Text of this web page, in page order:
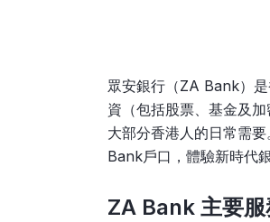
眾安銀行（ZA Bank）
資（包括股票、基金及
大部分香港人的日常需
Bank戶口，體驗新時代
ZA Bank 主要